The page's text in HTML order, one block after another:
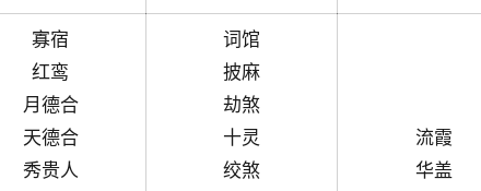
寡宿
红鸾
月德合
天德合
秀贵人
词馆
披麻
劫煞
十灵
绞煞
流霞
华盖